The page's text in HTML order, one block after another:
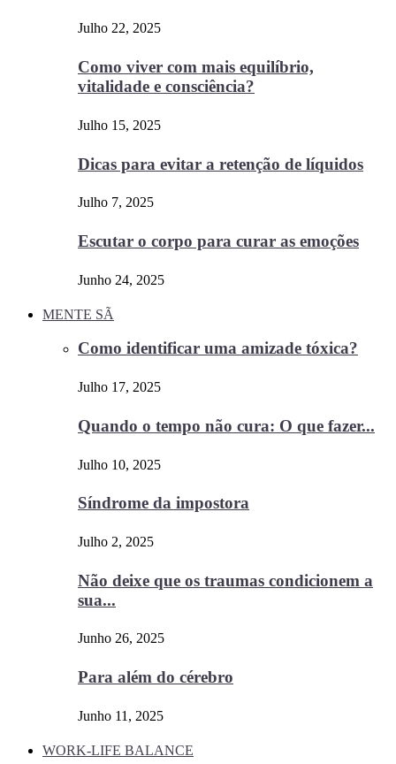
Julho 22, 2025
Como viver com mais equilíbrio,
vitalidade e consciência?
Julho 15, 2025
Dicas para evitar a retenção de líquidos
Julho 7, 2025
Escutar o corpo para curar as emoções
Junho 24, 2025
MENTE SÃ
Como identificar uma amizade tóxica?
Julho 17, 2025
Quando o tempo não cura: O que fazer...
Julho 10, 2025
Síndrome da impostora
Julho 2, 2025
Não deixe que os traumas condicionem a
sua...
Junho 26, 2025
Para além do cérebro
Junho 11, 2025
WORK-LIFE BALANCE